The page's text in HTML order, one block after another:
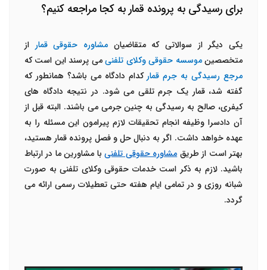
برای رسیدگی به پرونده قمار به کجا مراجعه کنیم؟
یکی دیگر از سوالاتی که متقاضیان مشاوره حقوقی قمار از
متخصصینموسسه حقوقی وکلای تلفنیمی پرسند این است که
مرجع رسیدگی به جرم قمار کدام دادگاه می باشد؟ همانطور که
گفته شد، قمار یک جرم تلقی می شود. در نتیجه دادگاه های
کیفری، صالح به رسیدگی به چنین جرمی می باشند. البته قبل از
آن دادسرا وظیفه انجام تحقیقات لازم پیرامون این مسئله را به
عهده خواهد داشت. اگر به دنبال حل و فصل پرونده قمار هستید،
بهتر است از طریقمشاوره حقوقی تلفنیبا مشاورین ما در ارتباط
باشید. لازم به ذکر است خدمات حقوقی وکلای تلفنی به صورت
شبانه روزی و در تمامی ایام هفته حتی تعطیلات رسمی ارائه می
گردد.